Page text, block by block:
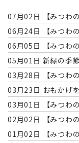
07月02日
【みつわ
06月24日
【みつわ
06月05日
【みつわ
05月01日 新緑の季
03月28日
【みつわ
03月23日 おもかげ
03月01日
【みつわ
02月02日
【みつわ
01月02日
【みつわ